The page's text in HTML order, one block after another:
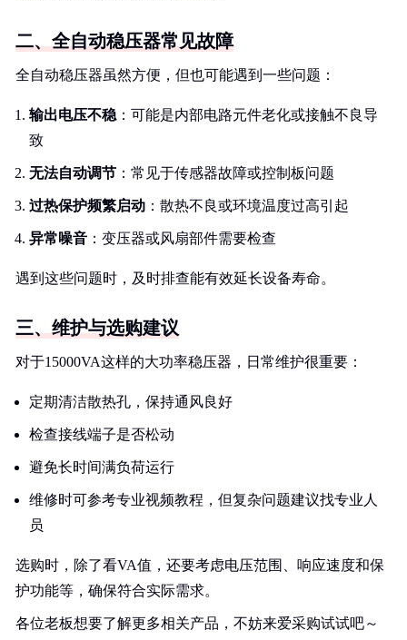
二、全自动稳压器常见故障
全自动稳压器虽然方便，但也可能遇到一些问题：
输出电压不稳 ：可能是内部电路元件老化或接触不良导
致
无法自动调节 ：常见于传感器故障或控制板问题
过热保护频繁启动 ：散热不良或环境温度过高引起
异常噪音 ：变压器或风扇部件需要检查
遇到这些问题时，及时排查能有效延长设备寿命。
三、维护与选购建议
对于15000VA这样的大功率稳压器，日常维护很重要：
定期清洁散热孔，保持通风良好
检查接线端子是否松动
避免长时间满负荷运行
维修时可参考专业视频教程，但复杂问题建议找专业人
员
选购时，除了看VA值，还要考虑电压范围、响应速度和保
护功能等，确保符合实际需求。
各位老板想要了解更多相关产品，不妨来爱采购试试吧～